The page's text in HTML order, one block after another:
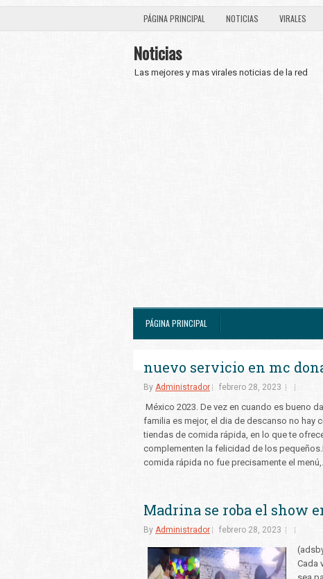
PÁGINA PRINCIPAL NOTICIAS VIRALES
Noticias
Las mejores y mas virales noticias de la red
PÁGINA PRINCIPAL
nuevo servicio en mc
By Administrador febrero 28, 2023
México 2023. De vez en cuando es bueno
familia es mejor, el dia de descanso no
tiendas de comida rápida, en lo que te
complementen la felicidad de los
comida rápida no fue precisamente el
Madrina se roba el show
By Administrador febrero 28, 2023
Cada